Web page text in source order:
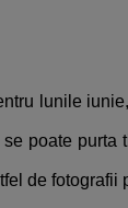
lunile
poate
de fotografii